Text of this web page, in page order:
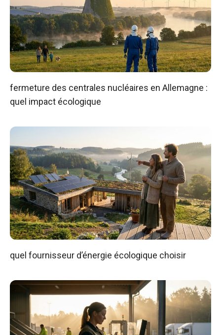
fermeture des centrales nucléaires en Allemagne :
quel impact écologique
quel fournisseur d’énergie écologique choisir